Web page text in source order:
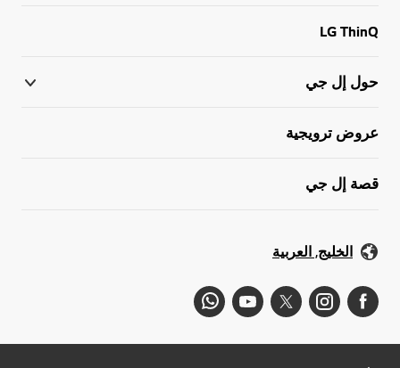
LG ThinQ
حول إل جي
عروض ترويجية
قصة إل جي
الخليج, العربية